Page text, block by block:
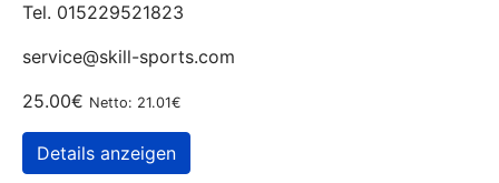
Tel. 015229521823
service@skill-sports.com
25.00€ Netto: 21.01€
Details anzeigen